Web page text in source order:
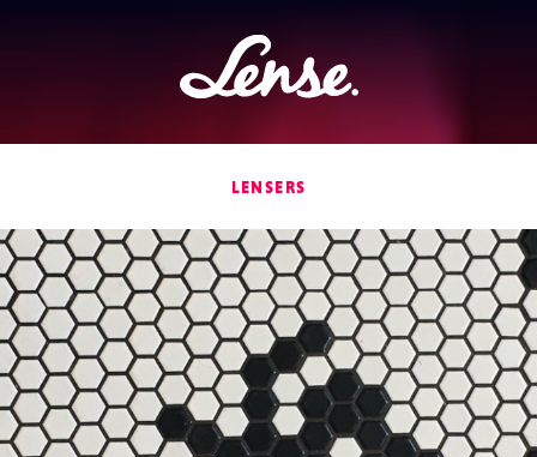
Lense
LENSERS